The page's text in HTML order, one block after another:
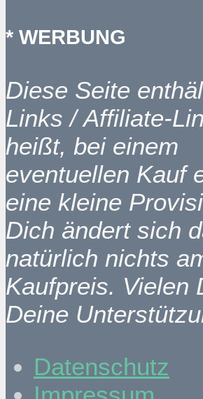
* WERBUNG
Diese Seite
Links / Affiliate-
heißt, bei einem
eventuellen Kauf
eine kleine
Dich ändert sich
natürlich nichts
Kaufpreis. Vielen
Deine
Datenschutz